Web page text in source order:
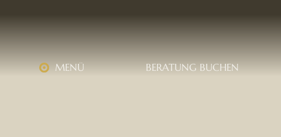
MENÜ BERATUNG BUCHEN